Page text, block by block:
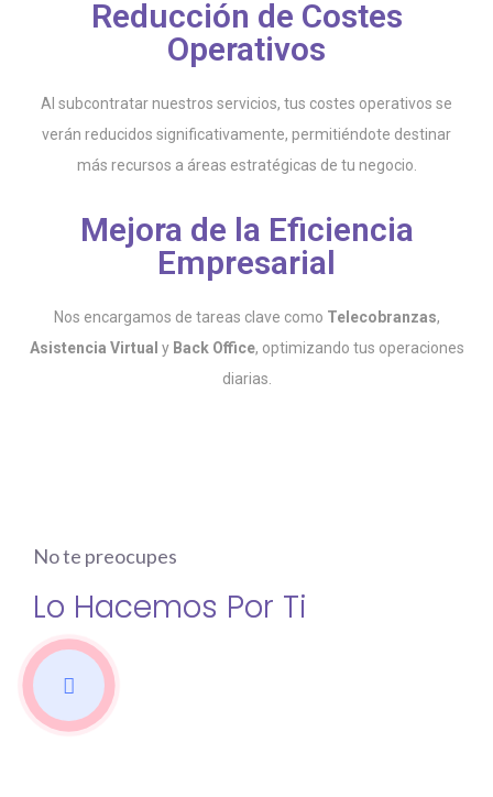
Reducción de Costes
Operativos
Al subcontratar nuestros servicios, tus costes operativos se
verán reducidos significativamente, permitiéndote destinar
más recursos a áreas estratégicas de tu negocio.
Mejora de la Eficiencia
Empresarial
Nos encargamos de tareas clave como Telecobranzas,
Asistencia Virtual y Back Office, optimizando tus operaciones
diarias.
No te preocupes
Lo Hacemos Por Ti